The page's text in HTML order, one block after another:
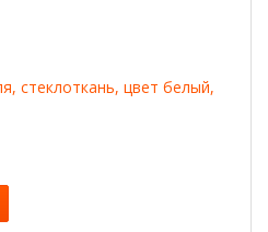
стеклоткань, цвет белый,